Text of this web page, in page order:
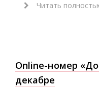
Читать
Online-номер
декабре